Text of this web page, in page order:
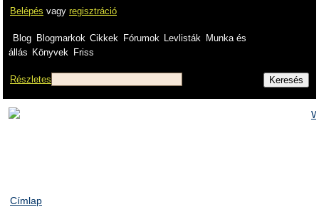
Belépés vagy regisztráció
Blog Blogmarkok Cikkek Fórumok Levlisták
Munka és
állás Könyvek Friss
Részletes
Címlap